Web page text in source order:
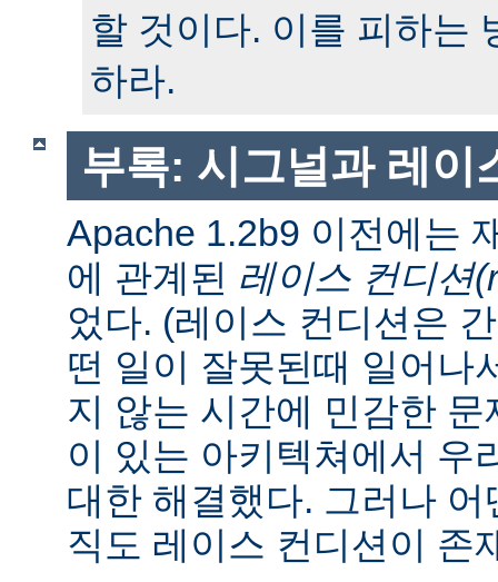
할 것이다. 이를 피하는
하라.
부록: 시그널과 레이
Apache 1.2b9 이전에는
에 관계된 레이스 컨디션
었다. (레이스 컨디션은
떤 일이 잘못된때 일어나
지 않는 시간에 민감한
이 있는 아키텍쳐에서 우
대한 해결했다. 그러나
직도 레이스 컨디션이 존